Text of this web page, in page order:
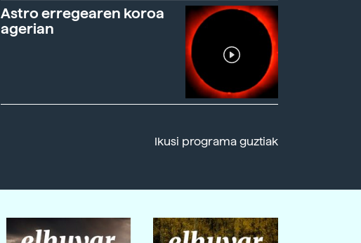
Astro erregearen koroa
agerian
Ikusi programa guztiak